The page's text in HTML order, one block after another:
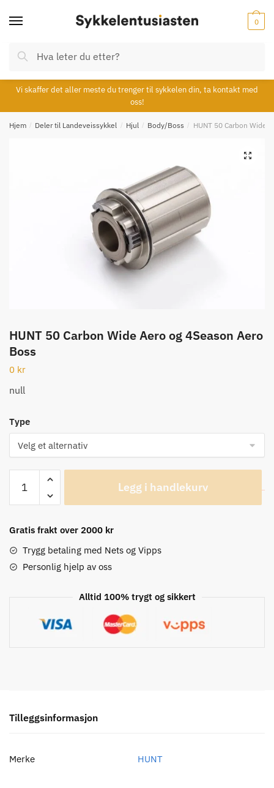
Søk
etter:
Søk
0
Vi skaffer det aller meste du trenger til sykkelen din, ta kontakt med
oss!
Hjem / Deler til Landeveissykkel / Hjul / Body/Boss / HUNT 50 Carbon Wide
🔍
HUNT 50 Carbon Wide Aero og 4Season Aero
Boss
0 kr
null
Type
Carbon
Aero
og
4Season
Legg i handlekurv
Gratis frakt over 2000 kr
Trygg betaling med Nets og Vipps
Personlig hjelp av oss
Alltid 100% trygt og sikkert
Tilleggsinformasjon
Merke HUNT